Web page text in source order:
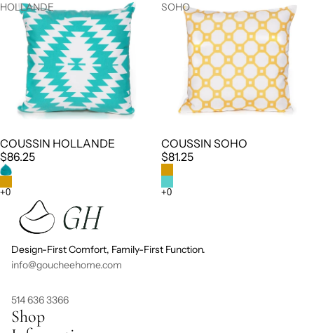
HOLLANDE
COUSSIN HOLLANDE
$86.25
SOHO
COUSSIN SOHO
$81.25
Design-First Comfort, Family-First Function.
info@goucheehome.com
514 636 3366
Shop